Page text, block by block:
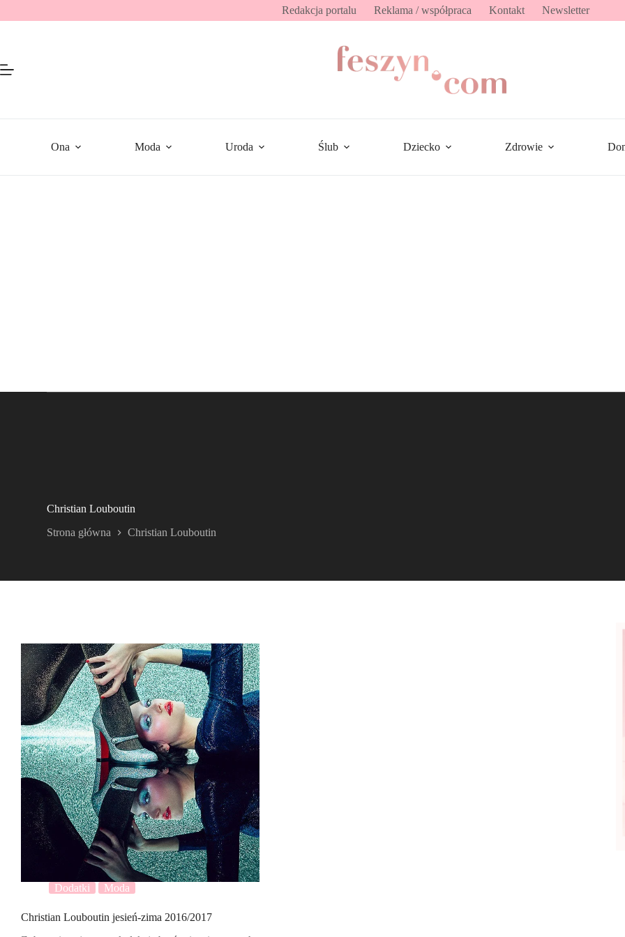
Redakcja portalu Reklama / współpraca Kontakt Newsletter
Ona Moda Uroda Ślub Dziecko Zdrowie
Christian Louboutin
Strona główna Christian Louboutin
Dodatki Moda
Christian Louboutin jesień-zima 2016/2017